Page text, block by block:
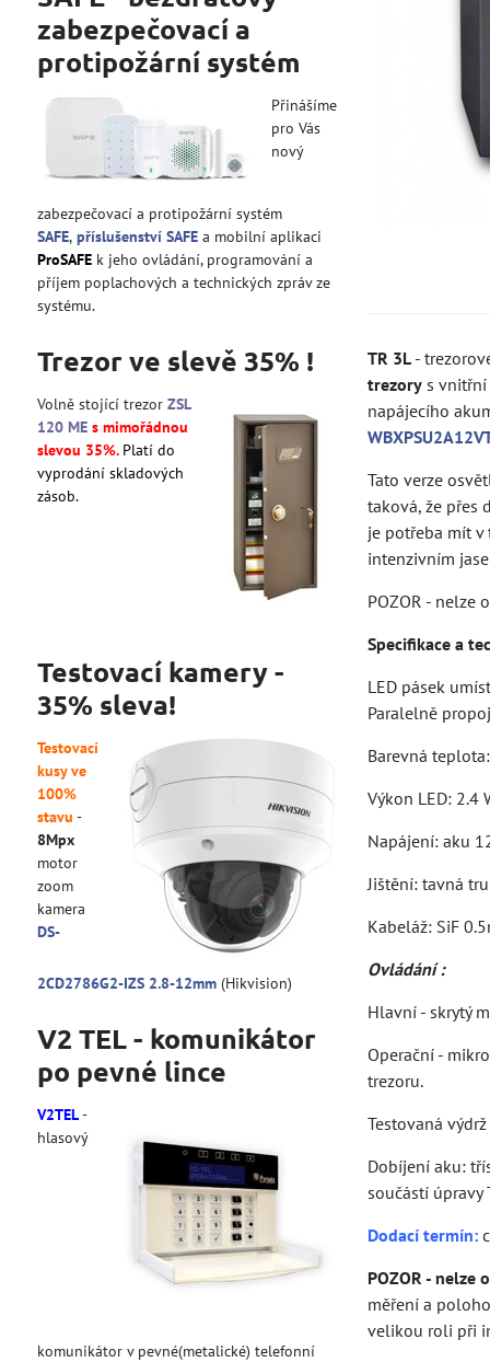
TR 3L -
trezory s vnitřní
napájecího
Tato verze
taková, že přes
je potřeba mít
intenzivním
POZOR - nelze
Specifikace a
LED pásek
Paralelně
Barevná
Výkon LED: 2.4
Napájení: aku
Jištění: tavná
Kabeláž: SiF
Ovládání :
Hlavní - skrytý
Operační -
trezoru.
Testovaná
Dobíjení aku:
součástí úpravy
Dodací termín:
POZOR - nelze
měření a
velikou roli při
zabezpečovací a
protipožární systém
Přinášíme
pro Vás
nový
zabezpečovací a protipožární systém
SAFE, příslušenství SAFEa mobilní aplikaci
ProSAFEk jeho ovládání, programování a
příjem poplachových a technických zpráv ze
systému.
Trezor ve slevě 35% !
Volně stojící trezor ZSL
120 ME s mimořádnou
slevou 35%. Platí do
vyprodání skladových
zásob.
Testovací kamery -
35% sleva!
Testovací
kusy ve
100%
stavu -
8Mpx
motor
zoom
kamera
DS-
2CD2786G2-IZS 2.8-12mm (Hikvision)
V2 TEL - komunikátor
po pevné lince
V2TEL-
hlasový
komunikátor v pevné(metalické) telefonní